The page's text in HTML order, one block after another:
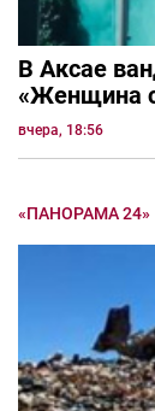
В Аксае
«Женщина
вчера, 18:56
«ПАНОРАМА 24»